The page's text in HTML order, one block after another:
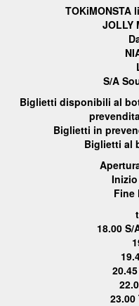
TOKiMONSTA
JOLLY
S/A
Biglietti disponibili al
Biglietti in
Biglietti al
Fine
18.00 S/
23.00